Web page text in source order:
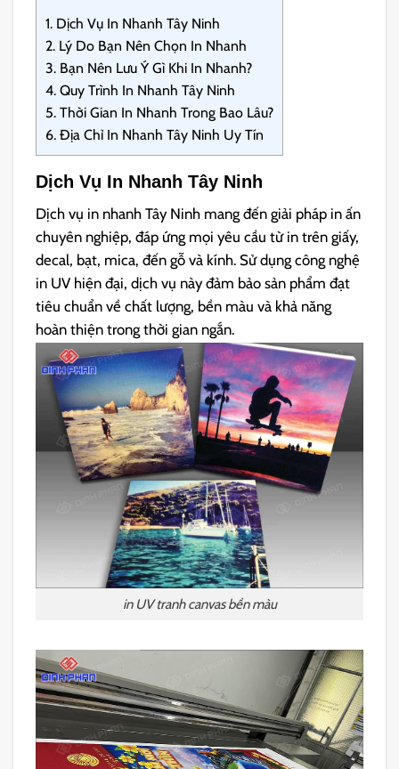
1. Dịch Vụ In Nhanh Tây Ninh
2. Lý Do Bạn Nên Chọn In Nhanh
3. Bạn Nên Lưu Ý Gì Khi In Nhanh?
4. Quy Trình In Nhanh Tây Ninh
5. Thời Gian In Nhanh Trong Bao Lâu?
6. Địa Chỉ In Nhanh Tây Ninh Uy Tín
Dịch Vụ In Nhanh Tây Ninh
Dịch vụ in nhanh Tây Ninh mang đến giải pháp in ấn
chuyên nghiệp, đáp ứng mọi yêu cầu từ in trên giấy,
decal, bạt, mica, đến gỗ và kính. Sử dụng công nghệ
in UV hiện đại, dịch vụ này đảm bảo sản phẩm đạt
tiêu chuẩn về chất lượng, bền màu và khả năng
hoàn thiện trong thời gian ngắn.
in UV tranh canvas bền màu